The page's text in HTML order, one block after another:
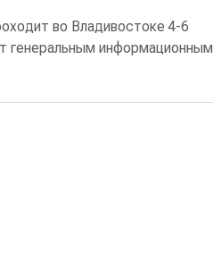
во Владивостоке 4-6
генеральным информационным